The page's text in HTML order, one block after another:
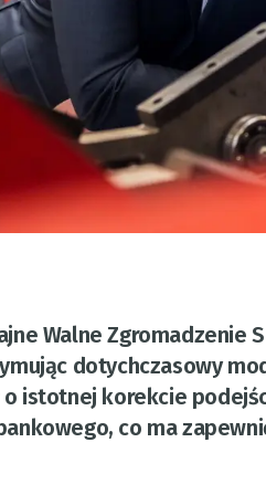
Walne Zgromadzenie
dotychczasowy
istotnej korekcie
co ma